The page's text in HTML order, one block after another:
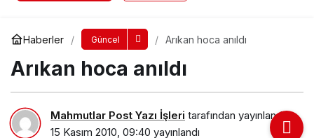
Haberler Güncel Arıkan hoca anıldı
Arıkan hoca anıldı
Mahmutlar Post Yazı İşleri tarafından yayınlandı
15 Kasım 2010, 09:40 yayınlandı